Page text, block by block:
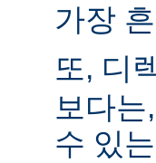
가장
또, 디
보다
수 있는